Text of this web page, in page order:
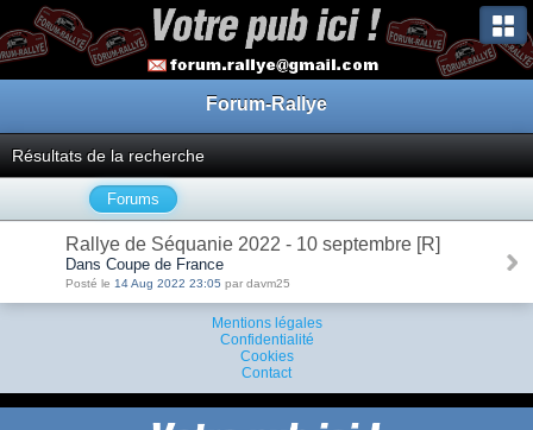
Forum-Rallye
Résultats de la recherche
Forums
Rallye de Séquanie 2022 - 10 septembre [R]
Dans Coupe de France
Posté le 14 Aug 2022 23:05 par davm25
Mentions légales
Confidentialité
Cookies
Contact